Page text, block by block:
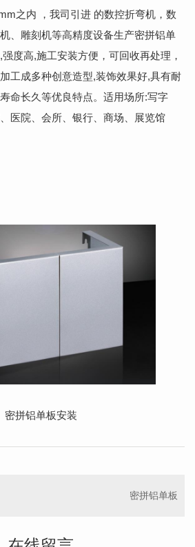
之内 ，我司引进 的数控折弯机，数
、雕刻机等高精度设备生产密拼铝单
度高,施工安装方便，可回收再处理，
工成多种创意造型,装饰效果好,具有耐
命长久等优良特点。适用场所:写字
医院、会所、银行、商场、展览馆
密拼铝单板安装
密拼铝单板